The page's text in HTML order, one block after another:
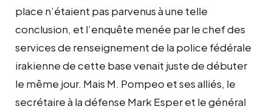
place n’étaient pas parvenus à une telle
conclusion, et l’enquête menée par le chef des
services de renseignement de la police fédérale
irakienne de cette base venait juste de débuter
le même jour. Mais M. Pompeo et ses alliés, le
secrétaire à la défense Mark Esper et le général